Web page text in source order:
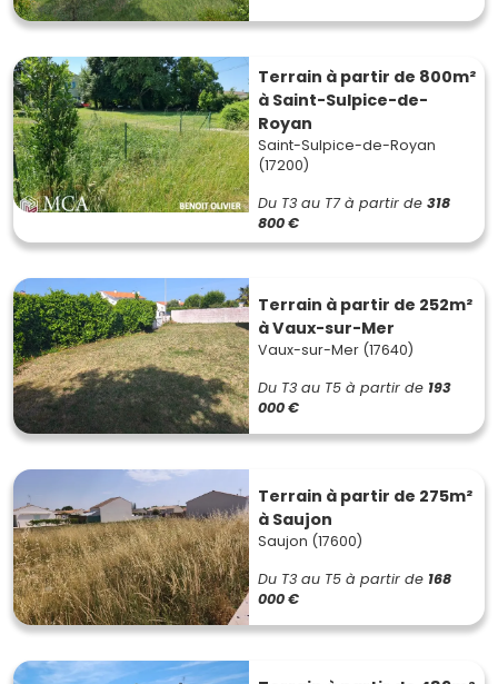
Terrain à partir de 800m²
à Saint-Sulpice-de-
Royan
Saint-Sulpice-de-Royan
(17200)
Du T3 au T7 à partir de 318
800 €
Terrain à partir de 252m²
à Vaux-sur-Mer
Vaux-sur-Mer (17640)
Du T3 au T5 à partir de 193
000 €
Terrain à partir de 275m²
à Saujon
Saujon (17600)
Du T3 au T5 à partir de 168
000 €